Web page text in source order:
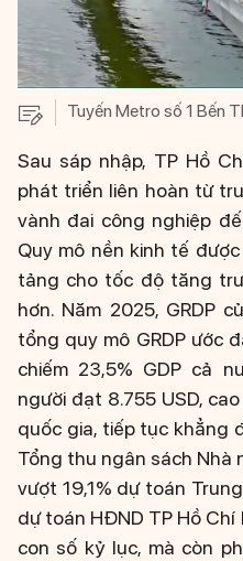
Tuyến Metro số 1 Bến
Sau sáp nhập, TP Hồ
phát triển liên hoàn từ
vành đai công nghiệp
Quy mô nền kinh tế
tảng cho tốc độ tăng
hơn. Năm 2025, GRDP
tổng quy mô GRDP ước
chiếm 23,5% GDP cả
người đạt 8.755 USD,
quốc gia, tiếp tục khẳng
Tổng thu ngân sách
vượt 19,1% dự toán
dự toán HĐND TP Hồ
con số kỷ lục, mà còn